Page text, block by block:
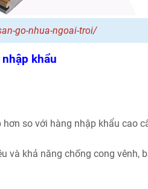
go-nhua-ngoai-troi/
khẩu
so với hàng nhập khẩu cao
và khả năng chống cong vênh,